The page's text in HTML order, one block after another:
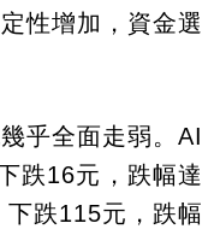
性增加，資金選
乎全面走弱。AI
跌16元，跌幅達
跌115元，跌幅